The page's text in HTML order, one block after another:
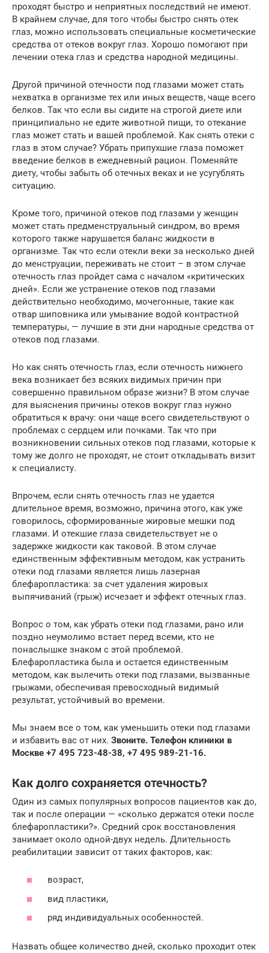
проходят быстро и неприятных последствий не имеют.
В крайнем случае, для того чтобы быстро снять отек
глаз, можно использовать специальные косметические
средства от отеков вокруг глаз. Хорошо помогают при
лечении отека глаз и средства народной медицины.
Другой причиной отечности под глазами может стать
нехватка в организме тех или иных веществ, чаще всего
белков. Так что если вы сидите на строгой диете или
принципиально не едите животной пищи, то отекание
глаз может стать и вашей проблемой. Как снять отеки с
глаз в этом случае? Убрать припухшие глаза поможет
введение белков в ежедневный рацион. Поменяйте
диету, чтобы забыть об отечных веках и не усугублять
ситуацию.
Кроме того, причиной отеков под глазами у женщин
может стать предменструальный синдром, во время
которого также нарушается баланс жидкости в
организме. Так что если отекли веки за несколько дней
до менструации, переживать не стоит – в этом случае
отечность глаз пройдет сама с началом «критических
дней». Если же устранение отеков под глазами
действительно необходимо, мочегонные, такие как
отвар шиповника или умывание водой контрастной
температуры, — лучшие в эти дни народные средства от
отеков под глазами.
Но как снять отечность глаз, если отечность нижнего
века возникает без всяких видимых причин при
совершенно правильном образе жизни? В этом случае
для выяснения причины отеков вокруг глаз нужно
обратиться к врачу: они чаще всего свидетельствуют о
проблемах с сердцем или почками. Так что при
возникновении сильных отеков под глазами, которые к
тому же долго не проходят, не стоит откладывать визит
к специалисту.
Впрочем, если снять отечность глаз не удается
длительное время, возможно, причина этого, как уже
говорилось, сформированные жировые мешки под
глазами. И отекшие глаза свидетельствует не о
задержке жидкости как таковой. В этом случае
единственным эффективным методом, как устранить
отеки под глазами является лишь лазерная
блефаропластика: за счет удаления жировых
выпячиваний (грыж) исчезает и эффект отечных глаз.
Вопрос о том, как убрать отеки под глазами, рано или
поздно неумолимо встает перед всеми, кто не
понаслышке знаком с этой проблемой.
Блефаропластика была и остается единственным
методом, как вылечить отеки под глазами, вызванные
грыжами, обеспечивая превосходный видимый
результат, устойчивый во времени.
Мы знаем все о том, как уменьшить отеки под глазами
и избавить вас от них. Звоните. Телефон клиники в
Москве +7 495 723-48-38, +7 495 989-21-16.
Как долго сохраняется отечность?
Один из самых популярных вопросов пациентов как до,
так и после операции — «сколько держатся отеки после
блефаропластики?». Средний срок восстановления
занимает около одной-двух недель. Длительность
реабилитации зависит от таких факторов, как:
возраст,
вид пластики,
ряд индивидуальных особенностей.
Назвать общее количество дней, сколько проходит отек